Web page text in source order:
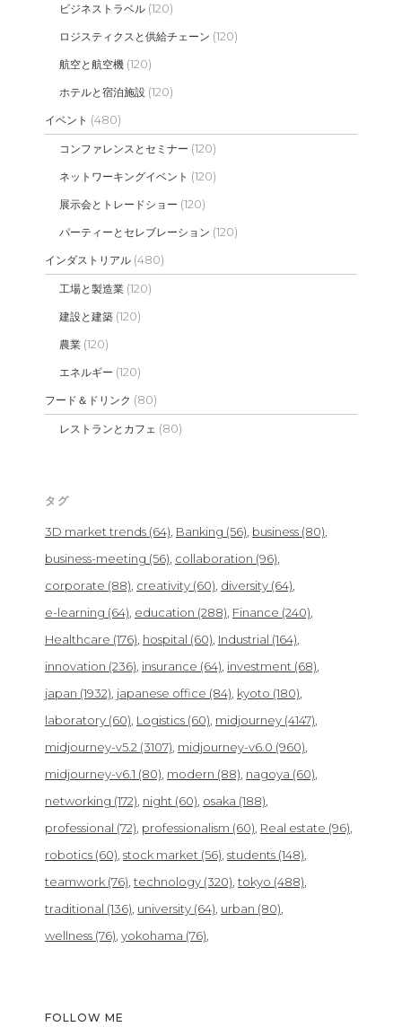
ビジネストラベル (120)
ロジスティクスと供給チェーン (120)
航空と航空機 (120)
ホテルと宿泊施設 (120)
イベント (480)
コンファレンスとセミナー (120)
ネットワーキングイベント (120)
展示会とトレードショー (120)
パーティーとセレブレーション (120)
インダストリアル (480)
工場と製造業 (120)
建設と建築 (120)
農業 (120)
エネルギー (120)
フード＆ドリンク (80)
レストランとカフェ (80)
タグ
3D market trends (64) Banking (56) business (80)
business-meeting (56) collaboration (96)
corporate (88) creativity (60) diversity (64)
e-learning (64) education (288) Finance (240)
Healthcare (176) hospital (60) Industrial (164)
innovation (236) insurance (64) investment (68)
japan (1932) japanese office (84) kyoto (180)
laboratory (60) Logistics (60) midjourney (4147)
midjourney-v5.2 (3107) midjourney-v6.0 (960)
midjourney-v6.1 (80) modern (88) nagoya (60)
networking (172) night (60) osaka (188)
professional (72) professionalism (60) Real estate (96)
robotics (60) stock market (56) students (148)
teamwork (76) technology (320) tokyo (488)
traditional (136) university (64) urban (80)
wellness (76) yokohama (76)
FOLLOW ME